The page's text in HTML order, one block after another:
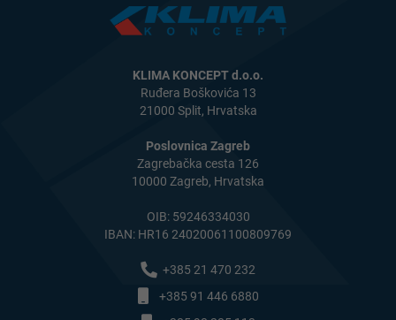
KLIMA KONCEPT d.o.o.
Ruđera Boškovića 13
21000 Split, Hrvatska
Poslovnica Zagreb
Zagrebačka cesta 126
10000 Zagreb, Hrvatska
OIB: 59246334030
IBAN: HR16 24020061100809769
+385 21 470 232
+385 91 446 6880